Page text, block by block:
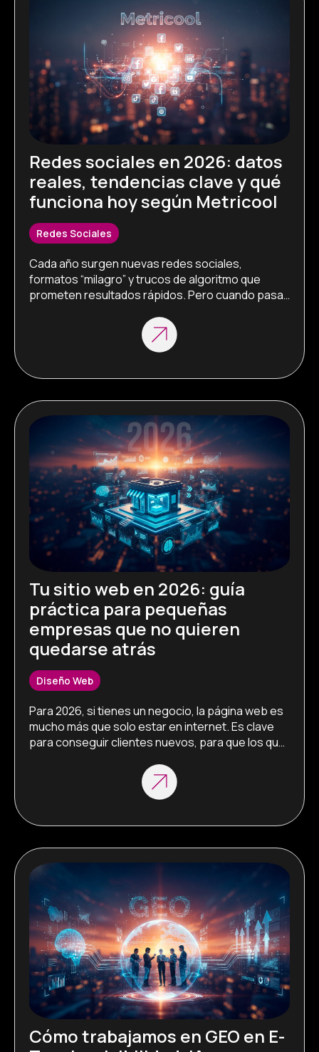
Redes sociales en 2026: datos
reales, tendencias clave y qué
funciona hoy según Metricool
Redes Sociales
Cada año surgen nuevas redes sociales,
formatos “milagro” y trucos de algoritmo que
prometen resultados rápidos. Pero cuando pasa
Estudio de Redes Sociales 2026 de Metricool,
basado en 39,7 millones de publicaciones reales y
más de un millón de cuentas, nos permite
responder a una […]
Tu sitio web en 2026: guía
práctica para pequeñas
empresas que no quieren
quedarse atrás
Diseño Web
Para 2026, si tienes un negocio, la página web es
mucho más que solo estar en internet. Es clave
para conseguir clientes nuevos, para que los que
acompañándolos. Da igual si tienes un taller, una
tienda, una oficina o un estudio creativo, tu web
Cómo trabajamos en GEO en E-